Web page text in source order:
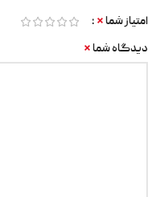
امتیاز شما *
دیدگاه شما *